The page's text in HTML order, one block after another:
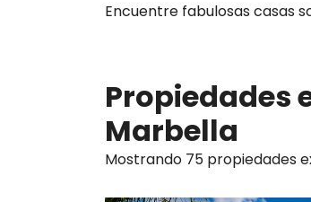
Encuentre fabulosas casas
Propiedades
Marbella
Mostrando 75 propiedades